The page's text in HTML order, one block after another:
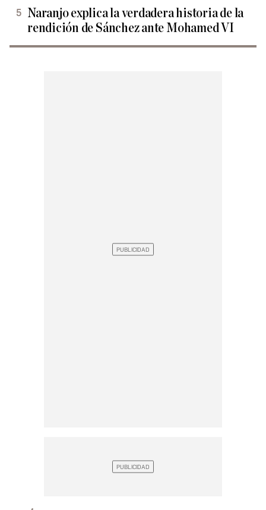
Naranjo explica la verdadera historia de la
rendición de Sánchez ante Mohamed VI